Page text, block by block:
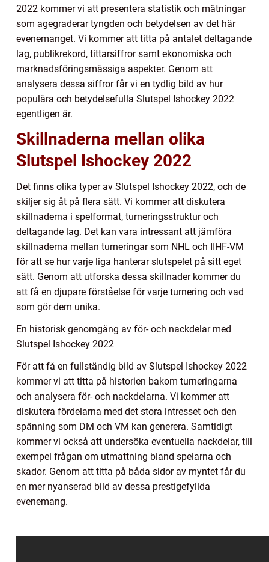
2022 kommer vi att presentera statistik och mätningar
som agegraderar tyngden och betydelsen av det här
evenemanget. Vi kommer att titta på antalet deltagande
lag, publikrekord, tittarsiffror samt ekonomiska och
marknadsföringsmässiga aspekter. Genom att
analysera dessa siffror får vi en tydlig bild av hur
populära och betydelsefulla Slutspel Ishockey 2022
egentligen är.
Skillnaderna mellan olika
Slutspel Ishockey 2022
Det finns olika typer av Slutspel Ishockey 2022, och de
skiljer sig åt på flera sätt. Vi kommer att diskutera
skillnaderna i spelformat, turneringsstruktur och
deltagande lag. Det kan vara intressant att jämföra
skillnaderna mellan turneringar som NHL och IIHF-VM
för att se hur varje liga hanterar slutspelet på sitt eget
sätt. Genom att utforska dessa skillnader kommer du
att få en djupare förståelse för varje turnering och vad
som gör dem unika.
En historisk genomgång av för- och nackdelar med
Slutspel Ishockey 2022
För att få en fullständig bild av Slutspel Ishockey 2022
kommer vi att titta på historien bakom turneringarna
och analysera för- och nackdelarna. Vi kommer att
diskutera fördelarna med det stora intresset och den
spänning som DM och VM kan generera. Samtidigt
kommer vi också att undersöka eventuella nackdelar, till
exempel frågan om utmattning bland spelarna och
skador. Genom att titta på båda sidor av myntet får du
en mer nyanserad bild av dessa prestigefyllda
evenemang.